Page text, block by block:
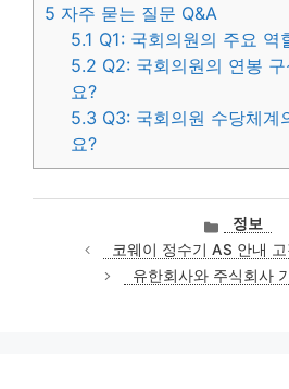
5 자주 묻는 질문 Q&A
5.1 Q1: 국회의원의 주요 역
5.2 Q2: 국회의원의 연봉
요?
5.3 Q3: 국회의원 수당체계
요?
카
테
고
리
정보
코웨이 정수기 AS 안내
유한회사와 주식회사